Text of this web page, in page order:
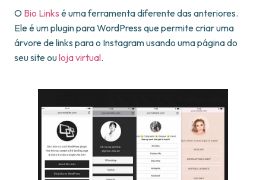
O Bio Links é uma ferramenta diferente das anteriores.
Ele é um plugin para WordPress que permite criar uma
árvore de links para o Instagram usando uma página do
seu site ouloja virtual.